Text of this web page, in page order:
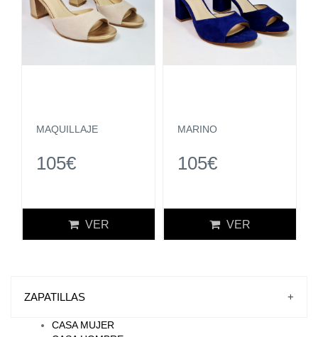
MAQUILLAJE
105€
VER
MARINO
105€
VER
ZAPATILLAS +
CASA MUJER